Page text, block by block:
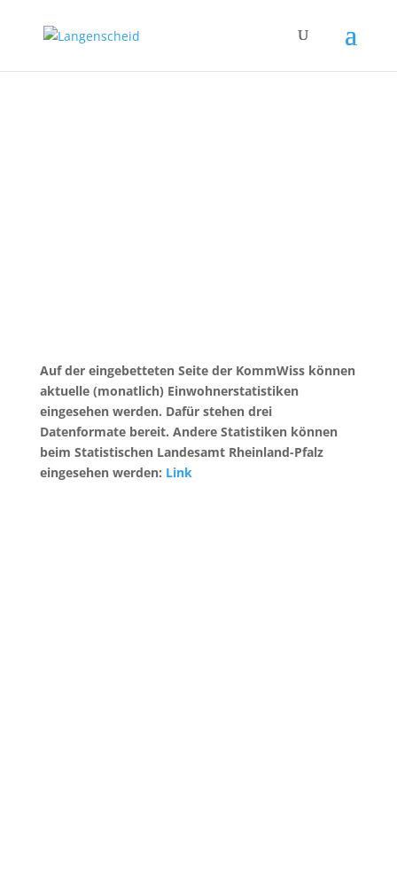
Auf der eingebetteten Seite der KommWiss können
aktuelle (monatlich) Einwohnerstatistiken
eingesehen werden. Dafür stehen drei
Datenformate bereit. Andere Statistiken können
beim Statistischen Landesamt Rheinland-Pfalz
eingesehen werden: Link